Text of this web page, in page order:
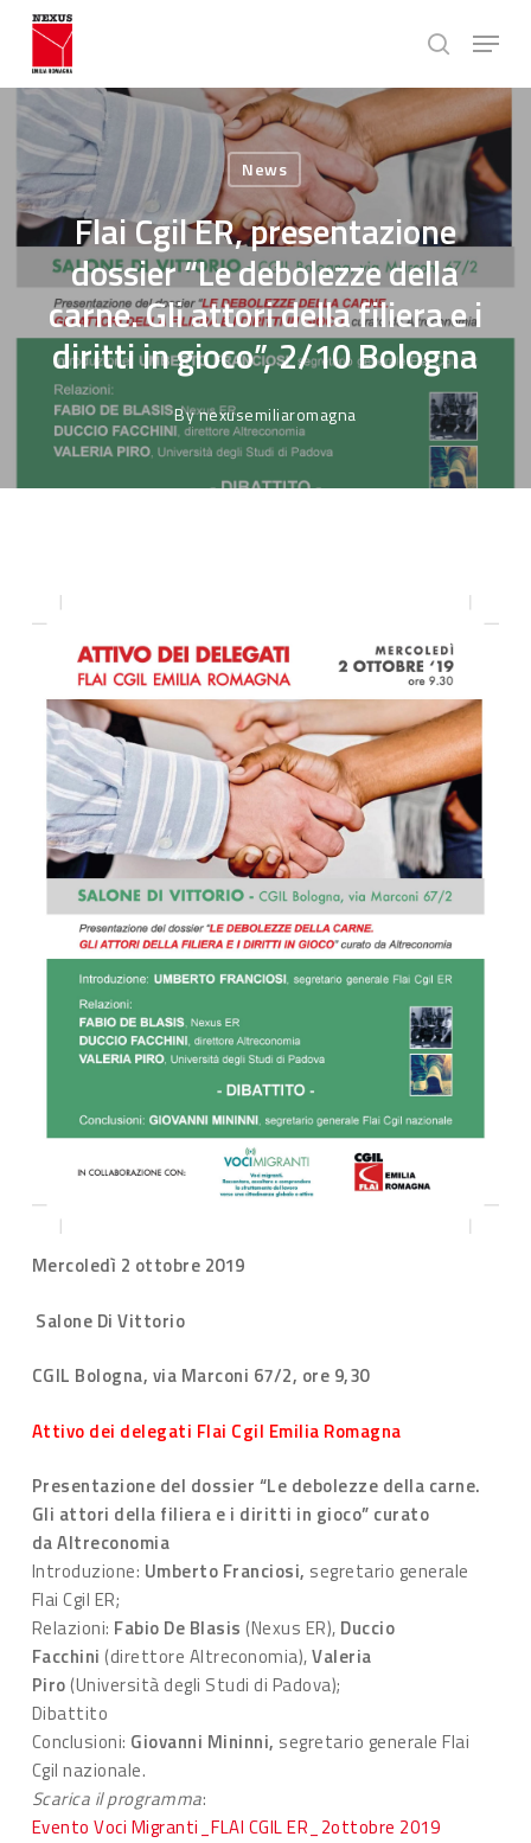
Skip
main
content
search
Menu
News
Flai Cgil ER, presentazione
dossier “Le debolezze della
carne. Gli attori della filiera e i
diritti in gioco”, 2/10 Bologna
Bynexusemiliaromagna
Mercoledì 2 ottobre 2019
Salone Di Vittorio
CGIL Bologna, via Marconi 67/2, ore 9,30
Attivo dei delegati Flai Cgil Emilia Romagna
Presentazione del dossier “Le debolezze della carne.
Gli attori della filiera e i diritti in gioco” curato
da Altreconomia
Introduzione: Umberto Franciosi, segretario generale
Flai Cgil ER;
Relazioni: Fabio De Blasis (Nexus ER), Duccio
Facchini (direttore Altreconomia),Valeria
Piro(Università degli Studi di Padova);
Dibattito
Conclusioni: Giovanni Mininni, segretario generale Flai
Cgil nazionale.
Scarica il programma:
Evento Voci Migranti_FLAI CGIL ER_2ottobre 2019
Menu